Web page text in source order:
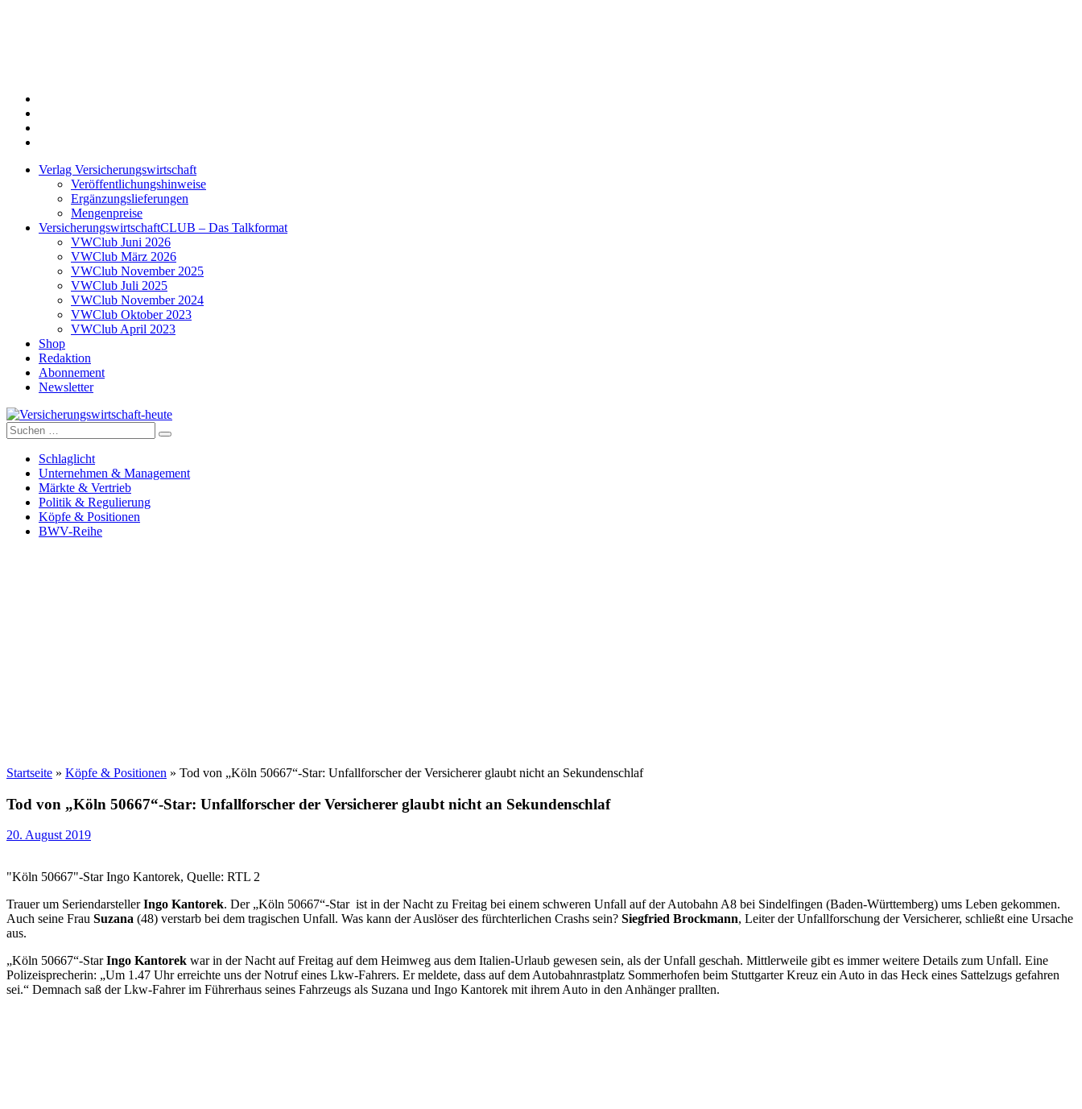
Verlag Versicherungswirtschaft
Veröffentlichungshinweise
Ergänzungslieferungen
Mengenpreise
VersicherungswirtschaftCLUB – Das Talkformat
VWClub Juni 2026
VWClub März 2026
VWClub November 2025
VWClub Juli 2025
VWClub November 2024
VWClub Oktober 2023
VWClub April 2023
Shop
Redaktion
Abonnement
Newsletter
Versicherungswirtschaft-heute
Suche
nach:
Schlaglicht
Unternehmen & Management
Märkte & Vertrieb
Politik & Regulierung
Köpfe & Positionen
BWV-Reihe
Startseite » Köpfe & Positionen » Tod von „Köln 50667“-Star: Unfallforscher der Versicherer glaubt nicht an Sekundenschlaf
Tod von „Köln 50667“-Star: Unfallforscher der Versicherer glaubt nicht an Sekundenschlaf
20. August 2019
"Köln 50667"-Star Ingo Kantorek, Quelle: RTL 2
Trauer um SeriendarstellerIngo Kantorek. Der „Köln 50667“-Star ist in der Nacht zu Freitag bei einem schweren Unfall auf der Autobahn A8 bei Sindelfingen (Baden-Württemberg) ums Leben gekommen.
Auch seine Frau Suzana (48) verstarb bei dem tragischen Unfall. Was kann der Auslöser des fürchterlichen Crashs sein? Siegfried Brockmann, Leiter der Unfallforschung der Versicherer, schließt eine Ursache
aus.
„Köln 50667“-StarIngo Kantorek war in der Nacht auf Freitag auf dem Heimweg aus dem Italien-Urlaub gewesen sein, als der Unfall geschah. Mittlerweile gibt es immer weitere Details zum Unfall. Eine
Polizeisprecherin: „Um 1.47 Uhr erreichte uns der Notruf eines Lkw-Fahrers. Er meldete, dass auf dem Autobahnrastplatz Sommerhofen beim Stuttgarter Kreuz ein Auto in das Heck eines Sattelzugs gefahren
sei.“ Demnach saß der Lkw-Fahrer im Führerhaus seines Fahrzeugs als Suzana und Ingo Kantorek mit ihrem Auto in den Anhänger prallten.